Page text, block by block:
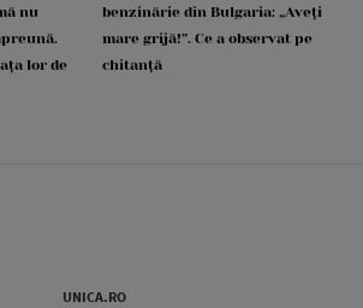
nu
lor de
benzinărie din Bulgaria: „Aveți
mare grijă!”. Ce a observat pe
chitanță
UNICA.RO